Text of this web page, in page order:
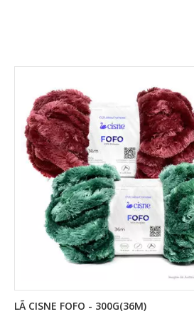
LÃ CISNE FOFO - 300G(36M)